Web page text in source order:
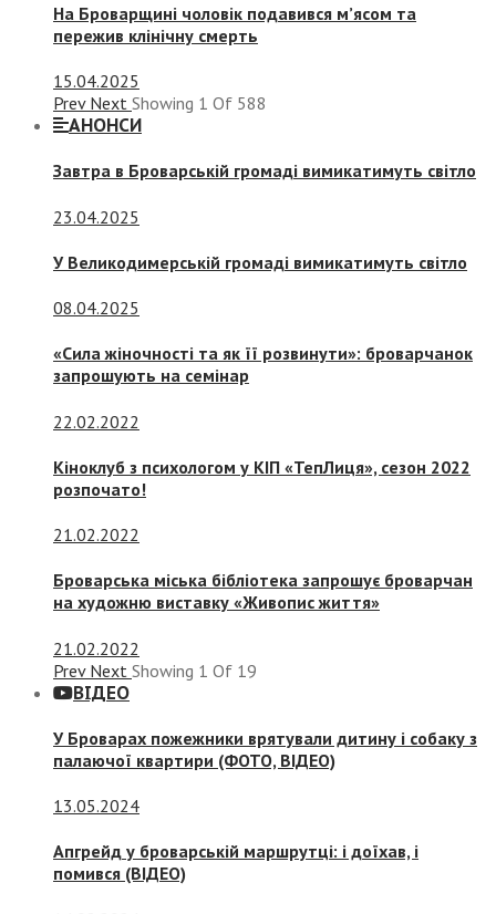
На Броварщині чоловік подавився м’ясом та
пережив клінічну смерть
15.04.2025
Prev Next Showing 1 Of 588
АНОНСИ
Завтра в Броварській громаді вимикатимуть світло
23.04.2025
У Великодимерській громаді вимикатимуть світло
08.04.2025
«Сила жіночності та як її розвинути»: броварчанок
запрошують на семінар
22.02.2022
Кіноклуб з психологом у КІП «ТепЛиця», сезон 2022
розпочато!
21.02.2022
Броварська міська бібліотека запрошує броварчан
на художню виставку «Живопис життя»
21.02.2022
Prev Next Showing 1 Of 19
ВІДЕО
У Броварах пожежники врятували дитину і собаку з
палаючої квартири (ФОТО, ВІДЕО)
13.05.2024
Апгрейд у броварській маршрутці: і доїхав, і
помився (ВІДЕО)